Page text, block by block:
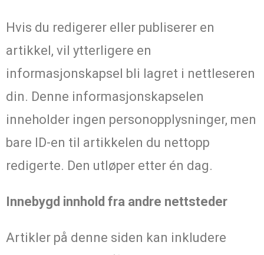
Hvis du redigerer eller publiserer en
artikkel, vil ytterligere en
informasjonskapsel bli lagret i nettleseren
din. Denne informasjonskapselen
inneholder ingen personopplysninger, men
bare ID-en til artikkelen du nettopp
redigerte. Den utløper etter én dag.
Innebygd innhold fra andre nettsteder
Artikler på denne siden kan inkludere